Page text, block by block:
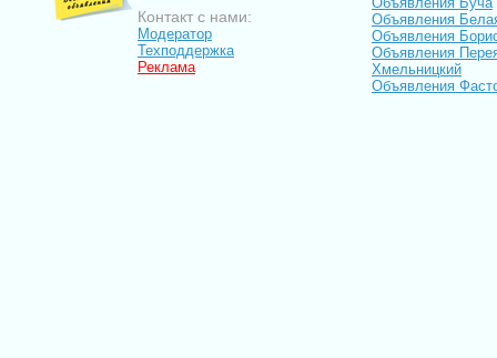
Контакт с нами:
Модератор
Техподдержка
Реклама
Объявления
Объявления
Объявления
Хмельницкий
Объявления